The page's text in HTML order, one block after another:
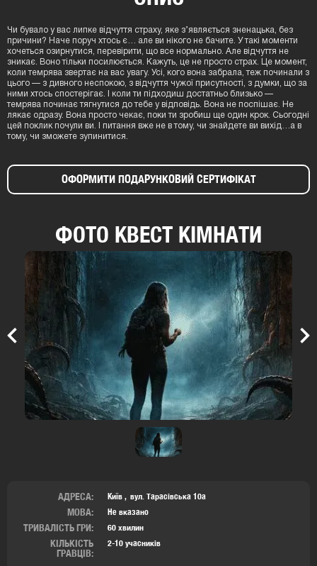
Чи бувало у вас липке відчуття страху, яке з’являється зненацька, без
причини? Наче поруч хтось є… але ви нікого не бачите. У такі моменти
хочеться озирнутися, перевірити, що все нормально. Але відчуття не
зникає. Воно тільки посилюється. Кажуть, це не просто страх. Це момент,
коли темрява звертає на вас увагу. Усі, кого вона забрала, теж починали з
цього — з дивного неспокою, з відчуття чужої присутності, з думки, що за
ними хтось спостерігає. І коли ти підходиш достатньо близько —
темрява починає тягнутися до тебе у відповідь. Вона не поспішає. Не
лякає одразу. Вона просто чекає, поки ти зробиш ще один крок. Сьогодні
цей поклик почули ви. І питання вже не в тому, чи знайдете ви вихід…а в
тому, чи зможете зупинитися.
ОФОРМИТИ ПОДАРУНКОВИЙ СЕРТИФІКАТ
ФОТО КВЕСТ КІМНАТИ
Previous
АДРЕСА: Київ вул. Тарасівська 10а
МОВА: Не вказано
ТРИВАЛІСТЬ ГРИ: 60 хвилин
КІЛЬКІСТЬ
ГРАВЦІВ:
2-10 учасників